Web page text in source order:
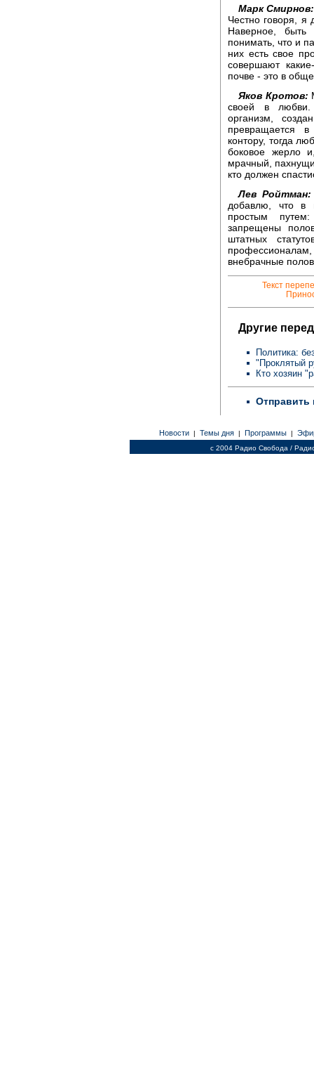
Марк Смирнов:
Честно говоря, я
Наверное, быть
понимать, что и
них есть свое
совершают
почве - это в
Яков Кротов:
своей в любви.
организм,
превращается
контору, тогда
боковое жерло
мрачный,
кто должен
Лев Ройтман:
добавлю, что в
простым
запрещены
штатных
внебрачные
Текст
Другие
Политика:
"Проклятый
Кто хозяин
Отправить
Новости | Темы дня | Программы |
c 2004 Радио Свобода /